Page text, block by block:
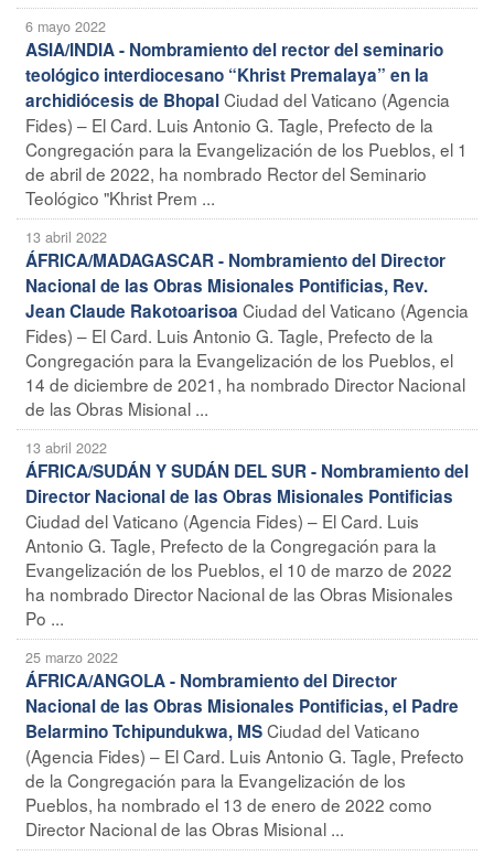
6 mayo 2022
ASIA/INDIA - Nombramiento del rector del seminario
teológico interdiocesano “Khrist Premalaya” en la
archidiócesis de BhopalCiudad del Vaticano (Agencia
Fides) – El Card. Luis Antonio G. Tagle, Prefecto de la
Congregación para la Evangelización de los Pueblos, el 1
de abril de 2022, ha nombrado Rector del Seminario
Teológico "Khrist Prem ...
13 abril 2022
ÁFRICA/MADAGASCAR - Nombramiento del Director
Nacional de las Obras Misionales Pontificias, Rev.
Jean Claude Rakotoarisoa Ciudad del Vaticano (Agencia
Fides) – El Card. Luis Antonio G. Tagle, Prefecto de la
Congregación para la Evangelización de los Pueblos, el
14 de diciembre de 2021, ha nombrado Director Nacional
de las Obras Misional ...
13 abril 2022
ÁFRICA/SUDÁN Y SUDÁN DEL SUR - Nombramiento del
Director Nacional de las Obras Misionales Pontificias
Ciudad del Vaticano (Agencia Fides) – El Card. Luis
Antonio G. Tagle, Prefecto de la Congregación para la
Evangelización de los Pueblos, el 10 de marzo de 2022
ha nombrado Director Nacional de las Obras Misionales
Po ...
25 marzo 2022
ÁFRICA/ANGOLA - Nombramiento del Director
Nacional de las Obras Misionales Pontificias, el Padre
Belarmino Tchipundukwa, MSCiudad del Vaticano
(Agencia Fides) – El Card. Luis Antonio G. Tagle, Prefecto
de la Congregación para la Evangelización de los
Pueblos, ha nombrado el 13 de enero de 2022 como
Director Nacional de las Obras Misional ...